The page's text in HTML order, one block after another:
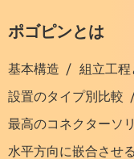
ポゴピンとは
基本構造
組立工程
設置のタイプ別比較
最高のコネクターソ
水平方向に嵌合させ